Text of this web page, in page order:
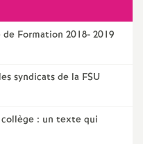
Formation 2018- 2019
syndicats de la FSU
: un texte qui